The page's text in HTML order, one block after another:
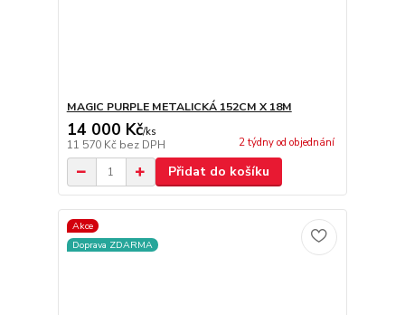
MAGIC PURPLE METALICKÁ 152CM X 18M
14 000 Kč/ks
11 570 Kč bez DPH 2 týdny od objednání
Přidat do košíku
Akce
Doprava ZDARMA